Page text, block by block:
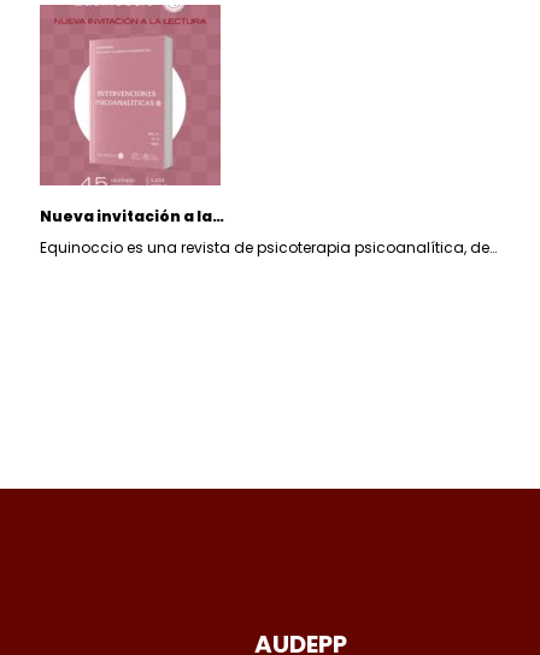
Nueva invitación a la…
Equinoccio es una revista de psicoterapia psicoanalítica, de…
AUDEPP